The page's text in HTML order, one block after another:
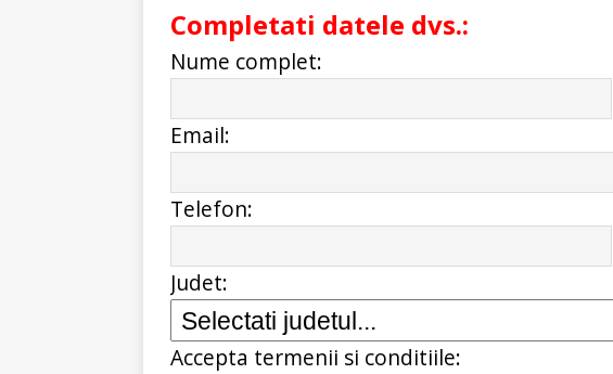
Completati datele dvs.:
Nume complet:
Email:
Telefon:
Judet:
Accepta termenii si conditiile: